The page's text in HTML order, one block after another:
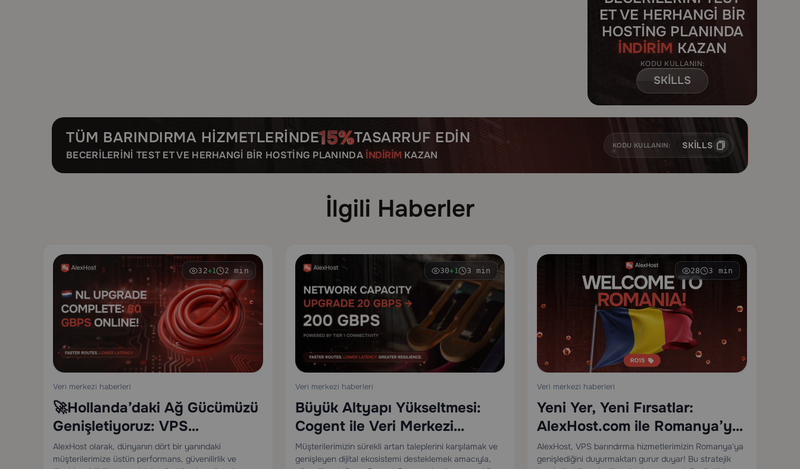
ET VE HERHANGI BIR
HOSTING PLANINDA
İNDIRIM KAZAN
KODU KULLANIN:
SKILLS
TÜM BARINDIRMA HIZMETLERINDE TASARRUF EDIN
BECERILERINI TEST ET VE HERHANGI BIR HOSTING PLANINDA İNDIRIMKAZAN
KODU KULLANIN: SKILLS
İlgili Haberler
32+1 2 min
Veri merkezi haberleri
🚀Hollanda’daki Ağ Gücümüzü
Genişletiyoruz: VPS
Bağlantısını 80 Gbps’ye
Yükseltiyoruz! 🇳🇱
AlexHost olarak, dünyanın dört bir yanındaki
müşterilerimize üstün performans, güvenilirlik ve
30+1 3 min
Veri merkezi haberleri
Büyük Altyapı Yükseltmesi:
Cogent ile Veri Merkezi
Bağlantımızı 20 Gbps’den 200
Gbps’ye Çıkarıyoruz
Müşterilerimizin sürekli artan taleplerini karşılamak ve
genişleyen dijital ekosistemi desteklemek amacıyla,
28 3 min
Veri merkezi haberleri
Yeni Yer, Yeni Fırsatlar:
AlexHost.com ile Romanya’ya
Hoş Geldiniz
AlexHost, VPS barındırma hizmetlerimizin Romanya'ya
genişlediğini duyurmaktan gurur duyar! Bu stratejik